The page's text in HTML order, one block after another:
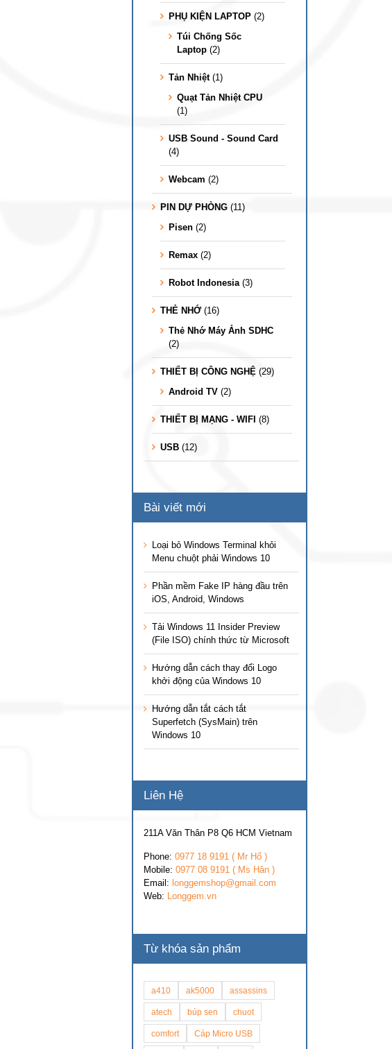
PHỤ KIỆN LAPTOP (2)
Túi Chống Sốc
Laptop (2)
Tản Nhiệt (1)
Quạt Tản Nhiệt CPU
(1)
USB Sound - Sound Card
(4)
Webcam (2)
PIN DỰ PHÒNG (11)
Pisen (2)
Remax (2)
Robot Indonesia (3)
THẺ NHỚ (16)
Thẻ Nhớ Máy Ảnh SDHC
(2)
THIẾT BỊ CÔNG NGHỆ (29)
Android TV (2)
THIẾT BỊ MẠNG - WIFI (8)
USB (12)
Bài viết mới
Loại bỏ Windows Terminal khỏi
Menu chuột phải Windows 10
Phần mềm Fake IP hàng đầu trên
iOS, Android, Windows
Tải Windows 11 Insider Preview
(File ISO) chính thức từ Microsoft
Hướng dẫn cách thay đổi Logo
khởi động của Windows 10
Hướng dẫn tắt cách tắt
Superfetch (SysMain) trên
Windows 10
Liên Hệ
211A Văn Thân P8 Q6 HCM Vietnam
Phone: 0977 18 9191 ( Mr Hổ )
Mobile: 0977 08 9191 ( Ms Hân )
Email: longgemshop@gmail.com
Web: Longgem.vn
Từ khóa sản phẩm
a410 ak5000 assassins
atech búp sen chuot
comfort Cáp Micro USB